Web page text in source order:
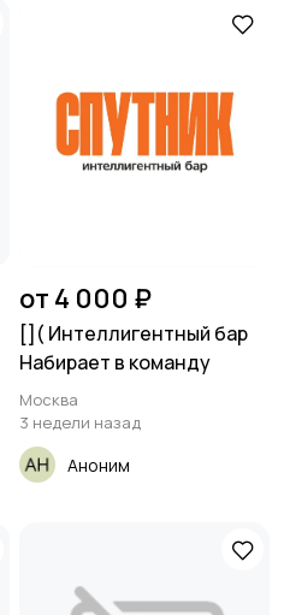
от 4 000 ₽
[​]( Интеллигентный бар
Набирает в команду
Москва
3 недели назад
Аноним